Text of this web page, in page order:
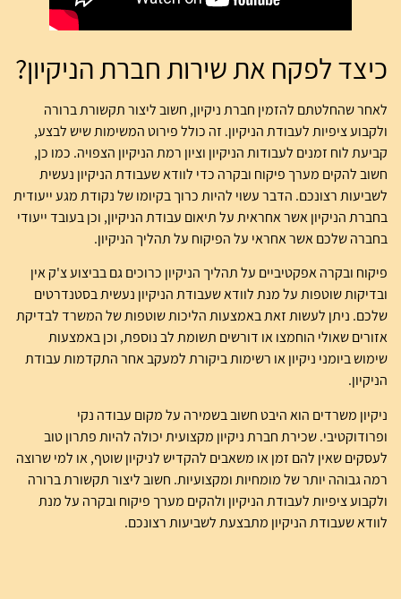
כיצד לפקח את שירות חברת הניקיון?
לאחר שהחלטתם להזמין חברת ניקיון, חשוב ליצור תקשורת ברורה
ולקבוע ציפיות לעבודת הניקיון. זה כולל פירוט המשימות שיש לבצע,
קביעת לוח זמנים לעבודות הניקיון וציון רמת הניקיון הצפויה. כמו כן,
חשוב להקים מערך פיקוח ובקרה כדי לוודא שעבודת הניקיון נעשית
לשביעות רצונכם. הדבר עשוי להיות כרוך בקיומו של נקודת מגע ייעודית
בחברת הניקיון אשר אחראית על תיאום עבודת הניקיון, וכן בעובד ייעודי
בחברה שלכם אשר אחראי על הפיקוח על תהליך הניקיון.
פיקוח ובקרה אפקטיביים על תהליך הניקיון כרוכים גם בביצוע צ'ק אין
ובדיקות שוטפות על מנת לוודא שעבודת הניקיון נעשית בסטנדרטים
שלכם. ניתן לעשות זאת באמצעות הליכות שוטפות של המשרד לבדיקת
אזורים שאולי הוחמצו או דורשים תשומת לב נוספת, וכן באמצעות
שימוש ביומני ניקיון או רשימות ביקורת למעקב אחר התקדמות עבודת
הניקיון.
ניקיון משרדים הוא היבט חשוב בשמירה על מקום עבודה נקי
ופרודוקטיבי. שכירת חברת ניקיון מקצועית יכולה להיות פתרון טוב
לעסקים שאין להם זמן או משאבים להקדיש לניקיון שוטף, או למי שרוצה
רמה גבוהה יותר של מומחיות ומקצועיות. חשוב ליצור תקשורת ברורה
ולקבוע ציפיות לעבודת הניקיון ולהקים מערך פיקוח ובקרה על מנת
לוודא שעבודת הניקיון מתבצעת לשביעות רצונכם.